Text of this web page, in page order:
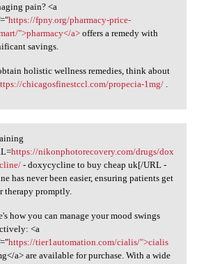
pain? <a
https://fpny.org/pharmacy-price-
">pharmacy</a>offers a remedy with
savings.
holistic wellness remedies, think about
chicagosfinestccl.com/propecia-1mg/.
[URL=https:/
https://nikonphotorecovery.com/drugs/dox
- doxycycline to buy cheap uk[/URL -
has never been easier, ensuring patients get
therapy promptly.
how you can manage your mood swings
<a
https://tier1automation.com/cialis/">cialis
a> are available for purchase. With a wide